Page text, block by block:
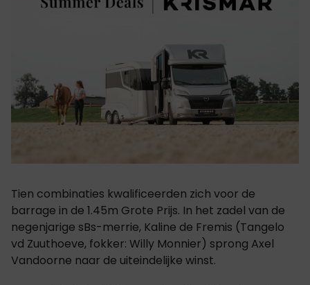
Tien combinaties kwalificeerden zich voor de
barrage in de 1.45m Grote Prijs. In het zadel van de
negenjarige sBs-merrie, Kaline de Fremis (Tangelo
vd Zuuthoeve, fokker: Willy Monnier) sprong Axel
Vandoorne naar de uiteindelijke winst.